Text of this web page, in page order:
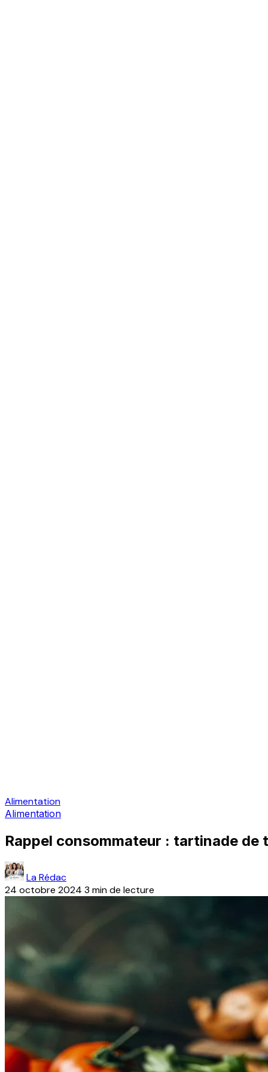
Alimentation
Alimentation
Rappel consommateur : tartinade
La Rédac
24 octobre 2024 3 min de lecture